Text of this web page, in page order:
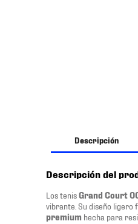
Descripción
Descripción del
Los tenisGrand Court
vibrante. Su diseño ligero
premium hecha para